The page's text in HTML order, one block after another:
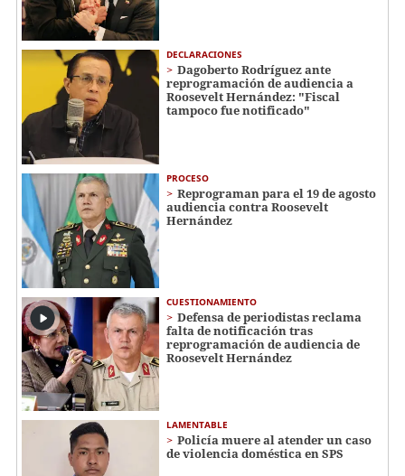
DECLARACIONES
Dagoberto Rodríguez ante
reprogramación de audiencia a
Roosevelt Hernández: "Fiscal
tampoco fue notificado"
PROCESO
Reprograman para el 19 de agosto
audiencia contra Roosevelt
Hernández
CUESTIONAMIENTO
Defensa de periodistas reclama
falta de notificación tras
reprogramación de audiencia de
Roosevelt Hernández
LAMENTABLE
Policía muere al atender un caso
de violencia doméstica en SPS